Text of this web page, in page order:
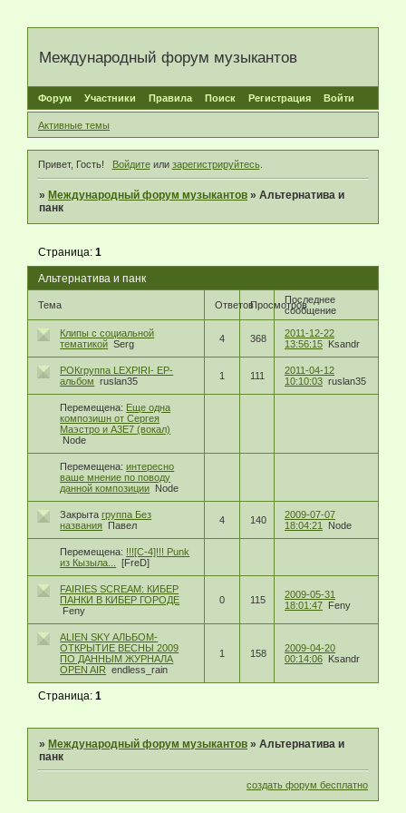
Международный форум музыкантов
Форум Участники Правила Поиск Регистрация Войти
Активные темы
Привет, Гость! Войдитеили зарегистрируйтесь.
» Международный форум музыкантов »Альтернатива и
панк
Альтернатива и панк
Страница:1
Тема ОтветовПросмотровПоследнее
сообщение
Клипы с социальной
тематикой Serg 4 368
2011-12-22
13:56:15 Ksandr
РОКгруппа LEXPIRI- ЕР-
альбом
ruslan35 1 111
2011-04-12
10:10:03 ruslan35
Перемещена: Еще одна
композишн от Сергея
Маэстро и А3Е7 (вокал)
Node
Перемещена: интересно
ваше мнение по поводу
данной композиции Node
Закрытагруппа Без
названия Павел 4 140
2009-07-07
18:04:21
Node
Перемещена: !!![C-4]!!! Punk
из Кызыла...
[FreD]
FAIRIES SCREAM: КИБЕР
ПАНКИ В КИБЕР ГОРОДЕ
Feny
0 115
2009-05-31
18:01:47 Feny
ALIEN SKY АЛЬБОМ-
ОТКРЫТИЕ ВЕСНЫ 2009
ПО ДАННЫМ ЖУРНАЛА
OPEN AIR
endless_rain
1 158
2009-04-20
00:14:06 Ksandr
Страница:1
»Международный форум музыкантов »Альтернатива и
панк
создать форум бесплатно